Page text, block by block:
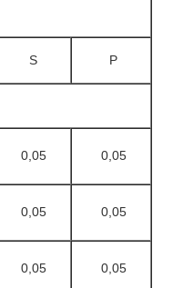
S P
0,05 0,05
0,05 0,05
0,05 0,05